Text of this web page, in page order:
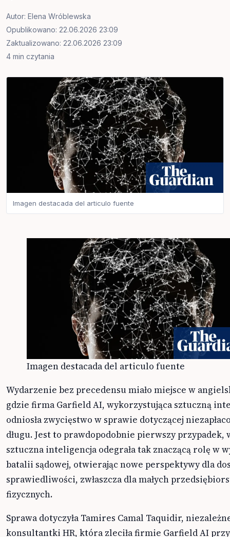
Autor: Elena Wróblewska
Opublikowano: 22.06.2026 23:09
Zaktualizowano: 22.06.2026 23:09
4 min czytania
Imagen destacada del articulo fuente
Imagen destacada del articulo fuente
Wydarzenie bez precedensu miało miejsce w
gdzie firma Garfield AI, wykorzystująca sztuczną
odniosła zwycięstwo w sprawie dotyczącej
długu. Jest to prawdopodobnie pierwszy przypadek,
sztuczna inteligencja odegrała tak znaczącą rolę w
batalii sądowej, otwierając nowe perspektywy dla
sprawiedliwości, zwłaszcza dla małych
fizycznych.
Sprawa dotyczyła Tamires Camal Taquidir,
konsultantki HR, która zleciła firmie Garfield AI